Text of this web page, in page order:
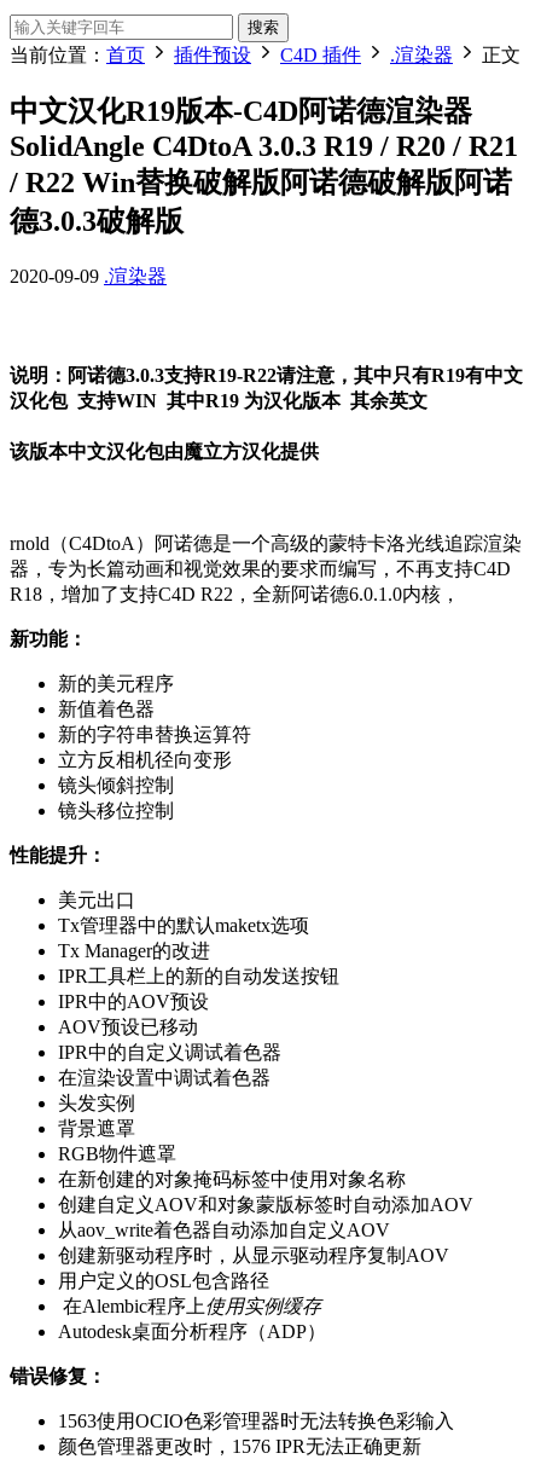
搜索
当前位置： 首页 插件预设 C4D 插件 .渲染器 正文
中文汉化R19版本-C4D阿诺德渲染器
SolidAngle C4DtoA 3.0.3 R19 / R20 / R21
/ R22 Win替换破解版阿诺德破解版阿诺
德3.0.3破解版
2020-09-09 .渲染器
说明：阿诺德3.0.3支持R19-R22请注意，其中只有R19有中文
汉化包 支持WIN 其中R19 为汉化版本 其余英文
该版本中文汉化包由魔立方汉化提供
rnold（C4DtoA）阿诺德是一个高级的蒙特卡洛光线追踪渲染
器，专为长篇动画和视觉效果的要求而编写，不再支持C4D
R18，增加了支持C4D R22，全新阿诺德6.0.1.0内核，
新功能：
新的美元程序
新值着色器
新的字符串替换运算符
立方反相机径向变形
镜头倾斜控制
镜头移位控制
性能提升：
美元出口
Tx管理器中的默认maketx选项
Tx Manager的改进
IPR工具栏上的新的自动发送按钮
IPR中的AOV预设
AOV预设已移动
IPR中的自定义调试着色器
在渲染设置中调试着色器
头发实例
背景遮罩
RGB物件遮罩
在新创建的对象掩码标签中使用对象名称
创建自定义AOV和对象蒙版标签时自动添加AOV
从aov_write着色器自动添加自定义AOV
创建新驱动程序时，从显示驱动程序复制AOV
用户定义的OSL包含路径
在Alembic程序上使用实例缓存
Autodesk桌面分析程序（ADP）
错误修复：
1563使用OCIO色彩管理器时无法转换色彩输入
颜色管理器更改时，1576 IPR无法正确更新